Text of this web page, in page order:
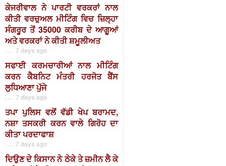
ਕੇਜਰੀਵਾਲ ਨੇ ਪਾਰਟੀ ਵਰਕਰਾਂ ਨਾਲ
ਕੀਤੀ ਵਰਚੁਅਲ ਮੀਟਿੰਗ ਵਿਚ ਜ਼ਿਲ੍ਹਾ
ਸੰਗਰੂਰ ਤੋਂ 35000 ਕਰੀਬ ਦੇ ਆਗੂਆਂ
ਅਤੇ ਵਰਕਰਾਂ ਨੇ ਕੀਤੀ ਸ਼ਮੂਲੀਅਤ
. . . 7 days ago
ਸਫਾਈ ਕਰਮਚਾਰੀਆਂ ਨਾਲ ਮੀਟਿੰਗ
ਕਰਨ ਕੈਬਨਿਟ ਮੰਤਰੀ ਹਰਜੋਤ ਬੈਂਸ
ਲੁਧਿਆਣਾ ਪੁੱਜੇ
. . . 7 days ago
ਤਪਾ ਪੁਲਿਸ ਵਲੋਂ ਵੱਡੀ ਖੇਪ ਬਰਾਮਦ,
ਨਸ਼ਾ ਤਸਕਰੀ ਕਰਨ ਵਾਲੇ ਗਿਰੋਹ ਦਾ
ਕੀਤਾ ਪਰਦਾਫਾਸ਼
. . . 7 days ago
ਦਿਉਣ ਦੇ ਕਿਸਾਨ ਨੇ ਠੇਕੇ ਤੇ ਜ਼ਮੀਨ ਲੈ ਕੇ